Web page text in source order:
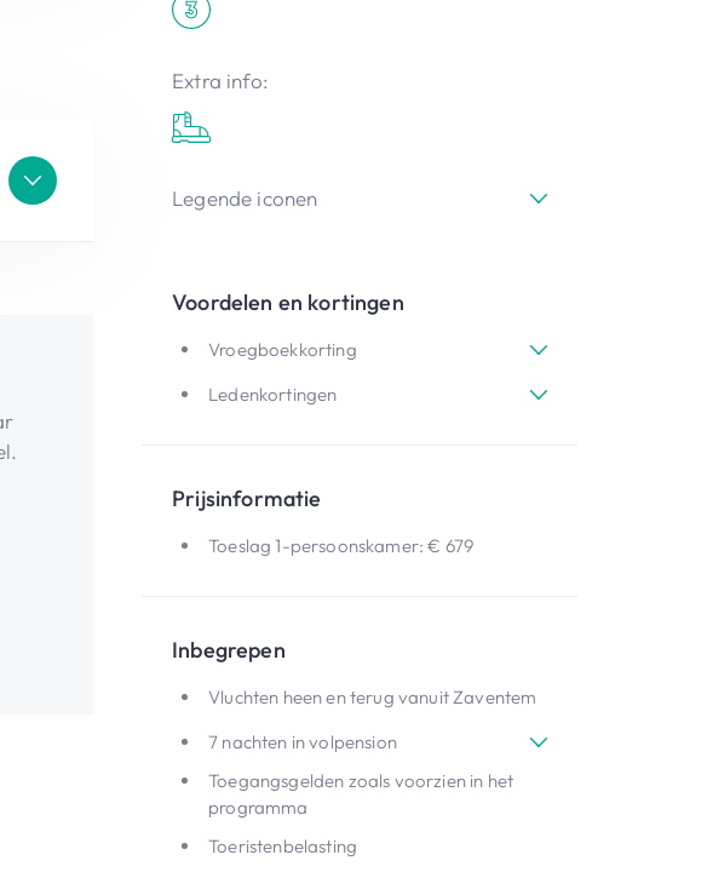
Extra info:
Legende iconen
Voordelen en kortingen
Vroegboekkorting
Ledenkortingen
Prijsinformatie
Toeslag 1-persoonskamer: € 679
Inbegrepen
Vluchten heen en terug vanuit Zaventem
7 nachten in volpension
Toegangsgelden zoals voorzien in het
programma
Toeristenbelasting